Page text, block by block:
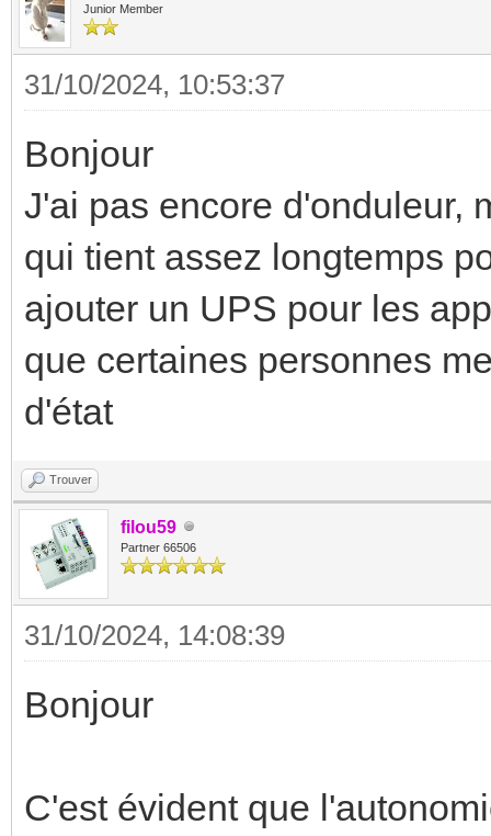
Junior Member
31/10/2024, 10:53:37
Bonjour
J'ai pas encore d'onduleur,
qui tient assez longtemps
ajouter un UPS pour les
que certaines personnes
d'état
Trouver
filou59
Partner 66506
31/10/2024, 14:08:39
Bonjour
C'est évident que